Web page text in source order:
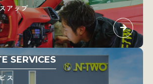
アップ
SERVICES
ス